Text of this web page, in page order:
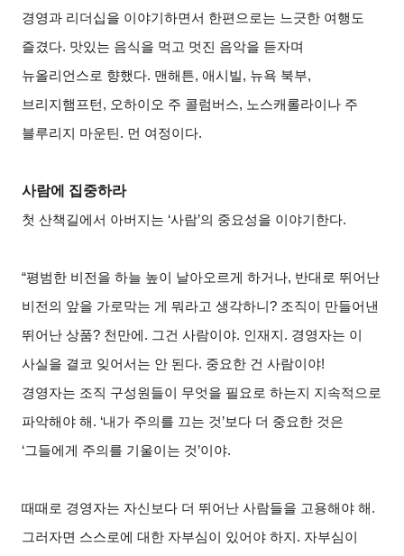
경영과 리더십을 이야기하면서 한편으로는 느긋한 여행도
즐겼다. 맛있는 음식을 먹고 멋진 음악을 듣자며
뉴올리언스로 향했다. 맨해튼, 애시빌, 뉴욕 북부,
브리지햄프턴, 오하이오 주 콜럼버스, 노스캐롤라이나 주
블루리지 마운틴. 먼 여정이다.
사람에 집중하라
첫 산책길에서 아버지는 ‘사람’의 중요성을 이야기한다.
“평범한 비전을 하늘 높이 날아오르게 하거나, 반대로 뛰어난
비전의 앞을 가로막는 게 뭐라고 생각하니? 조직이 만들어낸
뛰어난 상품? 천만에. 그건 사람이야. 인재지. 경영자는 이
사실을 결코 잊어서는 안 된다. 중요한 건 사람이야!
경영자는 조직 구성원들이 무엇을 필요로 하는지 지속적으로
파악해야 해. ‘내가 주의를 끄는 것’보다 더 중요한 것은
‘그들에게 주의를 기울이는 것’이야.
때때로 경영자는 자신보다 더 뛰어난 사람들을 고용해야 해.
그러자면 스스로에 대한 자부심이 있어야 하지. 자부심이